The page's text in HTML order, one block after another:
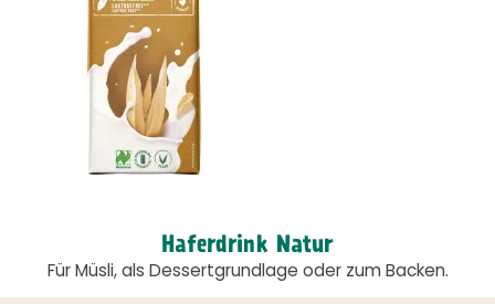
Haferdrink Natur
Für Müsli, als Dessertgrundlage oder zum Backen.